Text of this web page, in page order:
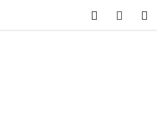
Hledat
KOŠÍK